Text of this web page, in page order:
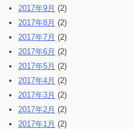
2017年9月 (2)
2017年8月 (2)
2017年7月 (2)
2017年6月 (2)
2017年5月 (2)
2017年4月 (2)
2017年3月 (2)
2017年2月 (2)
2017年1月 (2)